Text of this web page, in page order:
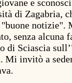
e
di Zagabria,
notizie".
senza alcuna
di Sciascia
Mi invitò a